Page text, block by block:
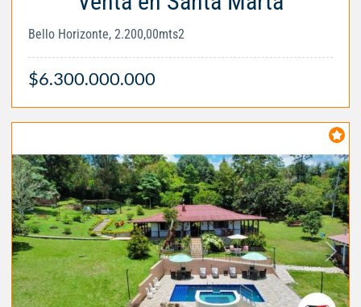
Bello Horizonte, 2.200,00mts2
$6.300.000.000